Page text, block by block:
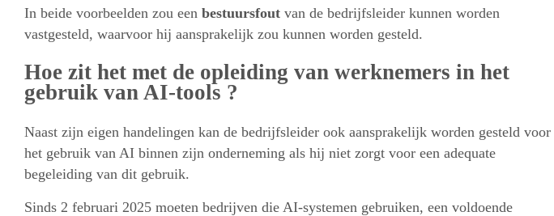
In beide voorbeelden zou een bestuursfout van de bedrijfsleider kunnen worden
vastgesteld, waarvoor hij aansprakelijk zou kunnen worden gesteld.
Hoe zit het met de opleiding van werknemers in het
gebruik van AI-tools ?
Naast zijn eigen handelingen kan de bedrijfsleider ook aansprakelijk worden gesteld voor
het gebruik van AI binnen zijn onderneming als hij niet zorgt voor een adequate
begeleiding van dit gebruik.
Sinds 2 februari 2025 moeten bedrijven die AI-systemen gebruiken, een voldoende